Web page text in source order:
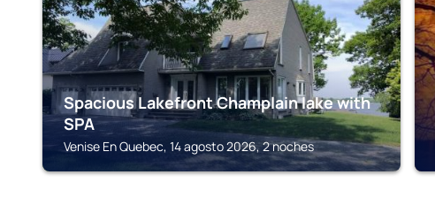
Spacious Lakefront Champlain lake with
SPA
Venise En Quebec, 14 agosto 2026, 2 noches